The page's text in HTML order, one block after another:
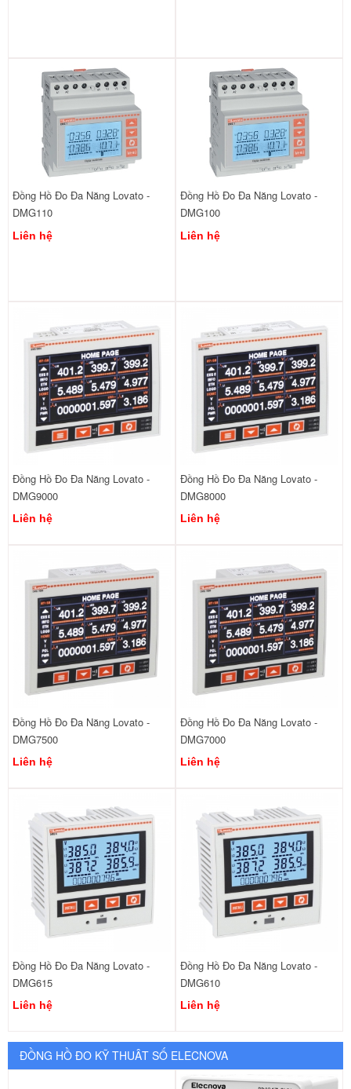
Đồng Hồ Đo Đa Năng Lovato -
DMG110
Liên hệ
Đồng Hồ Đo Đa Năng Lovato -
DMG100
Liên hệ
Đồng Hồ Đo Đa Năng Lovato -
DMG9000
Liên hệ
Đồng Hồ Đo Đa Năng Lovato -
DMG8000
Liên hệ
Đồng Hồ Đo Đa Năng Lovato -
DMG7500
Liên hệ
Đồng Hồ Đo Đa Năng Lovato -
DMG7000
Liên hệ
Đồng Hồ Đo Đa Năng Lovato -
DMG615
Liên hệ
Đồng Hồ Đo Đa Năng Lovato -
DMG610
Liên hệ
ĐỒNG HỒ ĐO KỸ THUÂT SỐ ELECNOVA